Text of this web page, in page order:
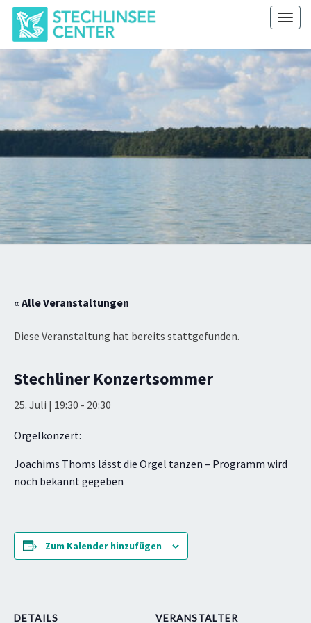
Skip
content
CENTER
« Alle Veranstaltungen
Diese Veranstaltung hat bereits stattgefunden.
Stechliner Konzertsommer
25. Juli | 19:30 - 20:30
Orgelkonzert:
Joachims Thoms lässt die Orgel tanzen – Programm wird
noch bekannt gegeben
Zum Kalender hinzufügen
DETAILS VERANSTALTER